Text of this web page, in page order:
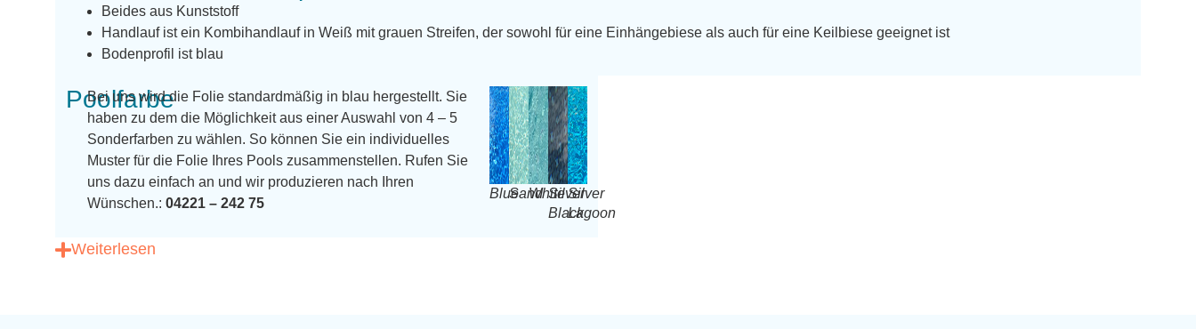
Beides aus Kunststoff
Handlauf ist ein Kombihandlauf in Weiß mit grauen Streifen, der sowohl für eine Einhängebiese als auch für eine Keilbiese geeignet ist
Bodenprofil ist blau
Poolfarbe
Bei uns wird die Folie standardmäßig in blau hergestellt. Sie
haben zu dem die Möglichkeit aus einer Auswahl von 4 – 5
Sonderfarben zu wählen. So können Sie ein individuelles
Muster für die Folie Ihres Pools zusammenstellen. Rufen Sie
uns dazu einfach an und wir produzieren nach Ihren
Wünschen.:04221 – 242 75
BlueSandWhiteSilver
Black
Silver
Lagoon
Weiterlesen